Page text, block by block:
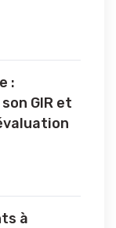
:
GIR et
à